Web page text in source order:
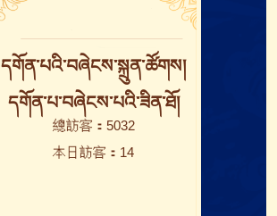
དགོན་པའི་བཞེངས་སྐྲུན་ཚོགས།
དགོན་པ་བཞེངས་པའི་ཟིན་ཐོ།
總訪客：5032
本日訪客：14